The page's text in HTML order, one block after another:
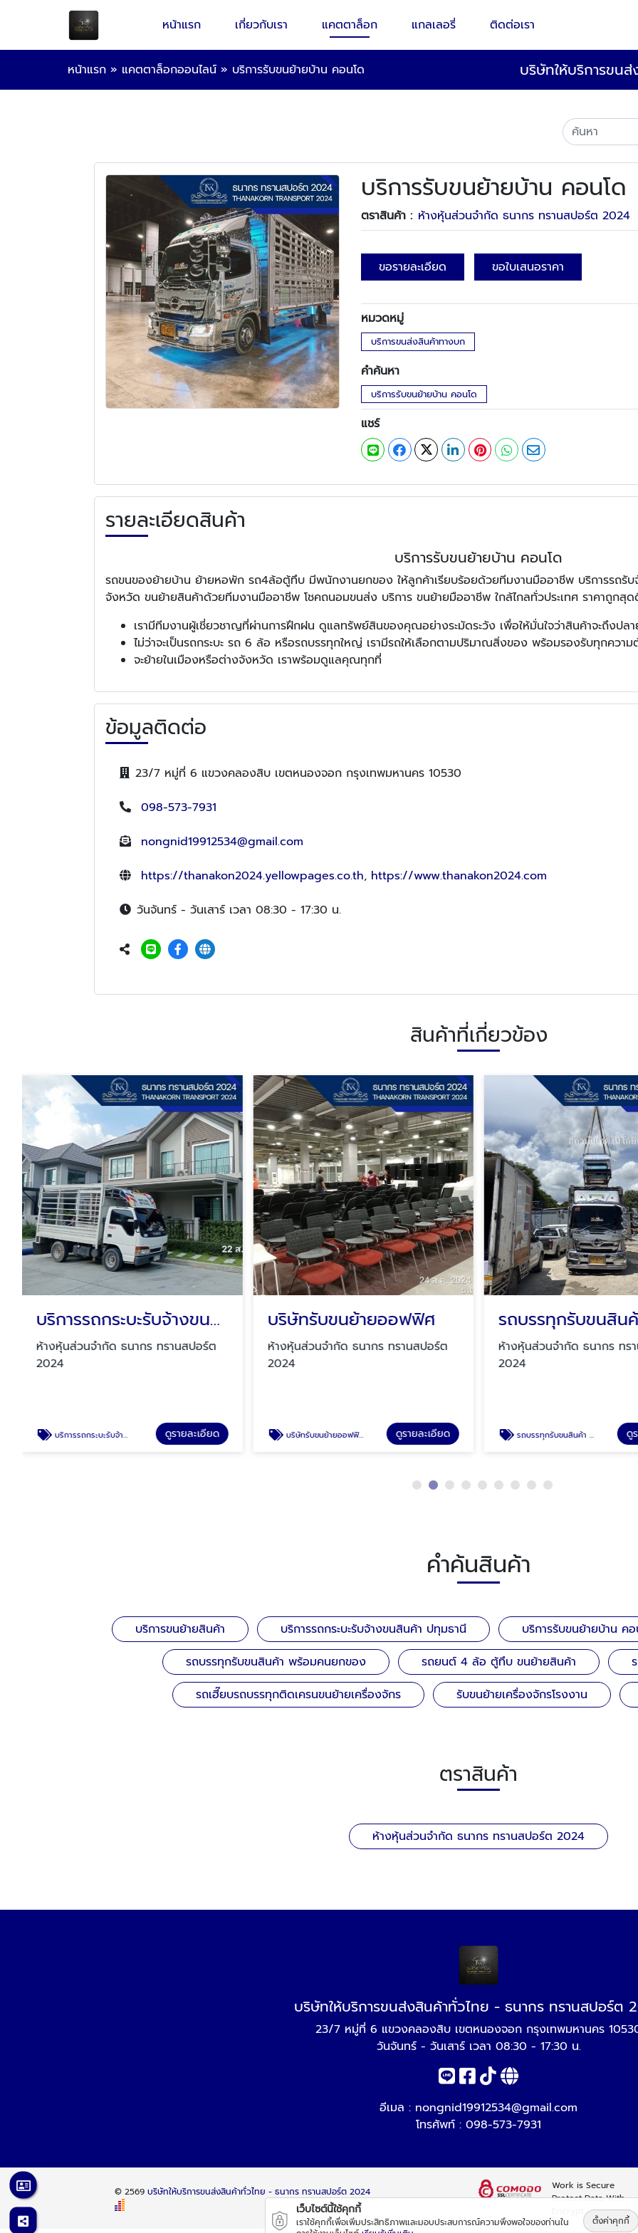
หน้าแรก เกี่ยวกับเรา แคตตาล็อก แกลเลอรี่ ติดต่อเรา
หน้าแรก » แคตตาล็อกออนไลน์ » บริการรับขนย้ายบ้าน คอนโด บริษัทให้บริการขน
บริการรับขนย้ายบ้าน คอนโด
ตราสินค้า : ห้างหุ้นส่วนจำกัด ธนากร ทรานสปอร์ต 2024
ขอรายละเอียด ขอใบเสนอราคา
หมวดหมู่
บริการขนส่งสินค้าทางบก
คำค้นหา
บริการรับขนย้ายบ้าน คอนโด
แชร์
รายละเอียดสินค้า
บริการรับขนย้ายบ้าน คอนโด
รถขนของย้ายบ้าน ย้ายหอพัก รถ4ล้อตู้ทึบ มีพนักงานยกของ ให้ลูกค้าเรียบร้อยด้วยทีมงานมืออาชีพ บริการรถรั
จังหวัด ขนย้ายสินค้าด้วยทีมงานมืออาชีพ โชคถนอมขนส่ง บริการ ขนย้ายมืออาชีพ ใกล้ไกลทั่วประเทศ ราคาถูกสุ
เรามีทีมงานผู้เชี่ยวชาญที่ผ่านการฝึกฝน ดูแลทรัพย์สินของคุณอย่างระมัดระวัง เพื่อให้มั่นใจว่าสินค้าจะถึงป
ไม่ว่าจะเป็นรถกระบะ รถ 6 ล้อ หรือรถบรรทุกใหญ่ เรามีรถให้เลือกตามปริมาณสิ่งของ พร้อมรองรับทุกความ
จะย้ายในเมืองหรือต่างจังหวัด เราพร้อมดูแลคุณทุกที่
ข้อมูลติดต่อ
23/7 หมู่ที่ 6 แขวงคลองสิบ เขตหนองจอก กรุงเทพมหานคร 10530
098-573-7931
nongnid19912534@gmail.com
https://thanakon2024.yellowpages.co.th, https://www.thanakon2024.com
วันจันทร์ - วันเสาร์ เวลา 08:30 - 17:30 น.
สินค้าที่เกี่ยวข้อง
บริการรถกระบะรับจ้างขนสินค้า ปทุมธานี
ห้างหุ้นส่วนจำกัด ธนากร ทรานสปอร์ต
2024
บริการรถกระบะรับจ้างขนสินค้า ปทุมธานี ดูรายละเอียด
บริษัทรับขนย้ายออฟฟิศ
ห้างหุ้นส่วนจำกัด ธนากร ทรานสปอร์ต
2024
บริษัทรับขนย้ายออฟฟิศ ดูรายละเอียด
ห้างหุ้นส่วนจำกัด ธนากร ทร
2024
รถบรรทุกรับขนสินค้า พร้อมคนยกของ ดู
คำค้นสินค้า
บริการขนย้ายสินค้า บริการรถกระบะรับจ้างขนสินค้า ปทุมธานี บริการรับขนย้ายบ้าน คอ
รถบรรทุกรับขนสินค้า พร้อมคนยกของ
รถยนต์ 4 ล้อ ตู้ทึบ ขนย้ายสินค้า
รถเฮี๊ยบรถบรรทุกติดเครนขนย้ายเครื่องจักร
รับขนย้ายเครื่องจักรโรงงาน
ตราสินค้า
ห้างหุ้นส่วนจำกัด ธนากร ทรานสปอร์ต 2024
บริษัทให้บริการขนส่งสินค้าทั่วไทย - ธนากร ทรานสปอร์ต
23/7 หมู่ที่ 6 แขวงคลองสิบ เขตหนองจอก กรุงเทพมหานคร
วันจันทร์ - วันเสาร์ เวลา 08:30 - 17:30 น.
อีเมล : nongnid19912534@gmail.com
โทรศัพท์ : 098-573-7931
© 2569บริษัทให้บริการขนส่งสินค้าทั่วไทย - ธนากร ทรานสปอร์ต 2024
Work is Secure
Protect Data With
เว็บไซต์นี้ใช้คุกกี้
เราใช้คุกกี้เพื่อเพิ่มประสิทธิภาพและมอบประสบการณ์ความพึงพอใจของท่านใน
ตั้งค่าคุกกี้